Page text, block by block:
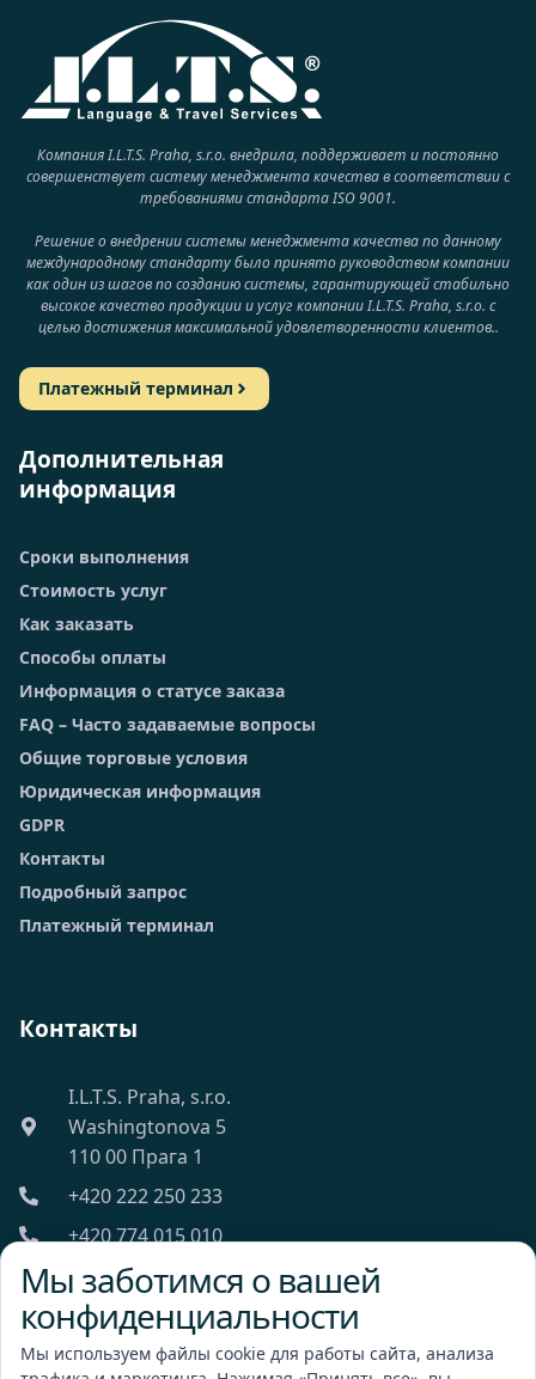
Компания I.L.T.S. Praha, s.r.o. внедрила, поддерживает и постоянно
совершенствует систему менеджмента качества в соответствии с
требованиями стандарта ISO 9001.
Решение о внедрении системы менеджмента качества по данному
международному стандарту было принято руководством компании
как один из шагов по созданию системы, гарантирующей стабильно
высокое качество продукции и услуг компании I.L.T.S. Praha, s.r.o. с
целью достижения максимальной удовлетворенности клиентов..
Платежный терминал
Дополнительная
информация
Сроки выполнения
Стоимость услуг
Как заказать
Способы оплаты
Информация о статусе заказа
FAQ – Часто задаваемые вопросы
Общие торговые условия
Юридическая информация
GDPR
Контакты
Подробный запрос
Платежный терминал
Контакты
I.L.T.S. Praha, s.r.o.
Washingtonova 5
110 00 Прага 1
+420 222 250 233
+420 774 015 010
ilts@ilts.cz
Пн-Пт: 8:00 - 18:00
Мы заботимся о вашей
конфиденциальности
Мы используем файлы cookie для работы сайта, анализа